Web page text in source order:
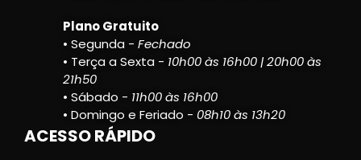
Plano Gratuito
• Segunda - Fechado
• Terça a Sexta - 10h00 às 16h00 | 20h00 às
21h50
• Sábado - 11h00 às 16h00
• Domingo e Feriado - 08h10 às 13h20
ACESSO RÁPIDO